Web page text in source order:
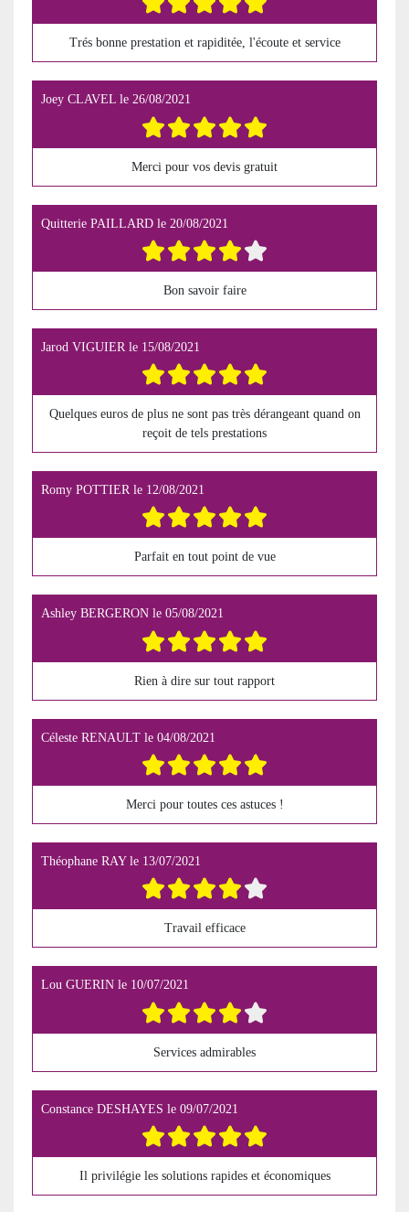
Trés bonne prestation et rapiditée, l'écoute et service
Joey CLAVEL le 26/08/2021
Merci pour vos devis gratuit
Quitterie PAILLARD le 20/08/2021
Bon savoir faire
Jarod VIGUIER le 15/08/2021
Quelques euros de plus ne sont pas très dérangeant quand on
reçoit de tels prestations
Romy POTTIERle 12/08/2021
Parfait en tout point de vue
Ashley BERGERON le 05/08/2021
Rien à dire sur tout rapport
Céleste RENAULT le 04/08/2021
Merci pour toutes ces astuces !
Théophane RAYle 13/07/2021
Travail efficace
Lou GUERIN le 10/07/2021
Services admirables
Constance DESHAYES le 09/07/2021
Il privilégie les solutions rapides et économiques